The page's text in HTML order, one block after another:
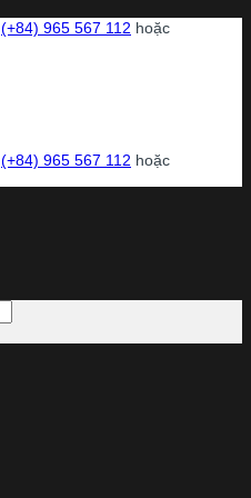
(+84) 965 567 112 hoặc
(+84) 965 567 112 hoặc